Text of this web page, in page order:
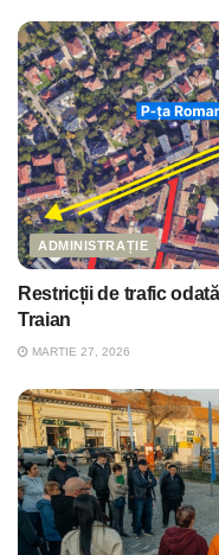
ADMINISTRAȚIE
Restricții de trafic
Traian
MARTIE 27, 2026